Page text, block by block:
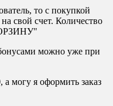
то с покупкой
свой счет. Количество
можно уже при
могу я оформить заказ